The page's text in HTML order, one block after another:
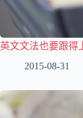
英文文法也要跟得
2015-08-31